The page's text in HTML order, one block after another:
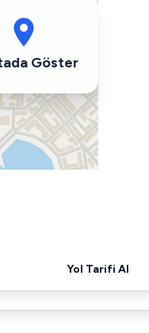
Havuz
Göster
Yol Tarifi Al